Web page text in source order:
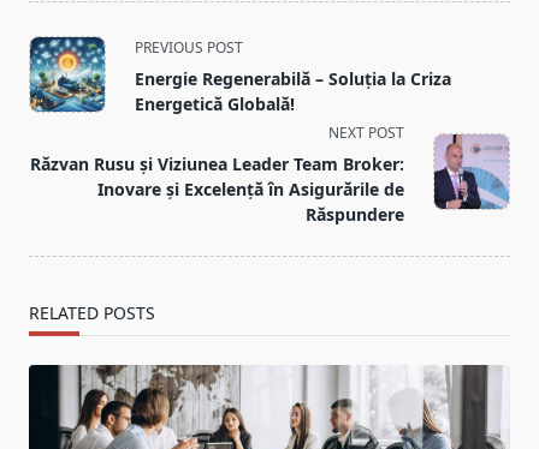
<span
class="nav-
subtitle
reader-
text">Page</span>
PREVIOUS POST
Energie Regenerabilă – Soluția la Criza
Energetică Globală!
NEXT POST
Răzvan Rusu și Viziunea Leader Team Broker:
Inovare și Excelență în Asigurările de
Răspundere
RELATED POSTS